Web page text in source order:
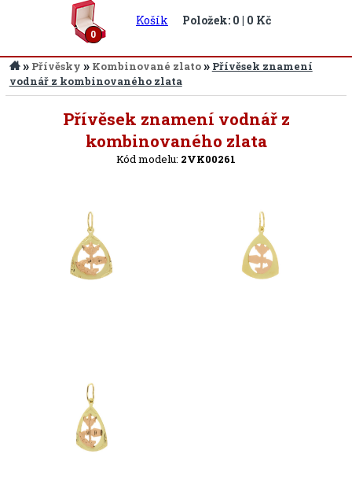
0
Košík Položek: 0 | 0 Kč
» Přívěsky » Kombinované zlato» Přívěsek znamení
vodnář z kombinovaného zlata
Přívěsek znamení vodnář z
kombinovaného zlata
Kód modelu: 2VK00261